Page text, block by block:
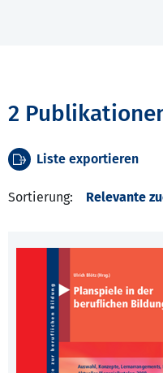
2
Liste exportieren
Sortierung: